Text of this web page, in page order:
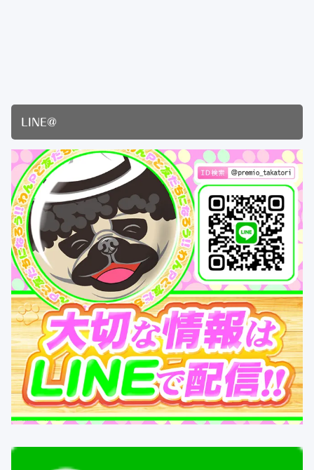
LINE@